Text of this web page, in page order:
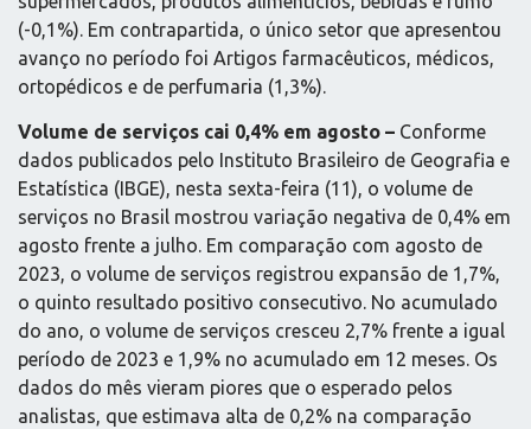
(-0,1%). Em contrapartida, o único setor que apresentou
avanço no período foi Artigos farmacêuticos, médicos,
ortopédicos e de perfumaria (1,3%).
Volume de serviços cai 0,4% em agosto – Conforme
dados publicados pelo Instituto Brasileiro de Geografia e
Estatística (IBGE), nesta sexta-feira (11), o volume de
serviços no Brasil mostrou variação negativa de 0,4% em
agosto frente a julho. Em comparação com agosto de
2023, o volume de serviços registrou expansão de 1,7%,
o quinto resultado positivo consecutivo. No acumulado
do ano, o volume de serviços cresceu 2,7% frente a igual
período de 2023 e 1,9% no acumulado em 12 meses. Os
dados do mês vieram piores que o esperado pelos
analistas, que estimava alta de 0,2% na comparação